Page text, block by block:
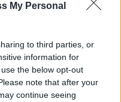
My Personal
to third parties, or
information for
the below opt-out
note that after your
continue seeing